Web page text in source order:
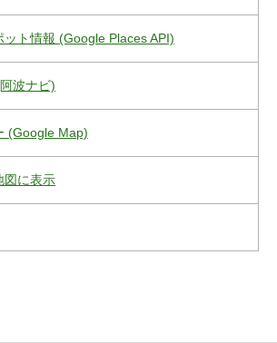
ト情報 (Google Places API)
波ナビ)
(Google Map)
図に表示